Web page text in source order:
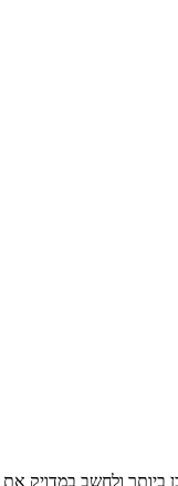
ולחשב במדויק